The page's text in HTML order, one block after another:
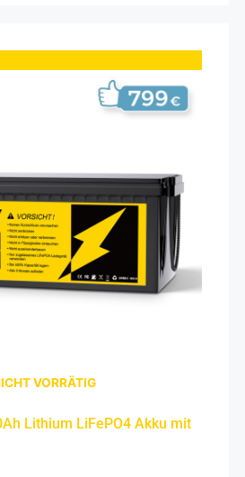
VORRÄTIG
Lithium LiFePO4 Akku mit